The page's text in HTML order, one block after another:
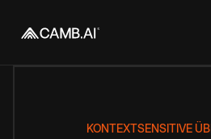
KONTEXTSENSITIVE